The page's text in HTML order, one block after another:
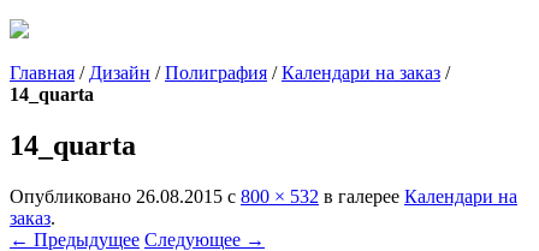
Главная / Дизайн /Полиграфия /Календари на заказ /
14_quartа
14_quartа
Опубликовано 26.08.2015 с 800 × 532 в галерее Календари на
заказ.
← Предыдущее Следующее →